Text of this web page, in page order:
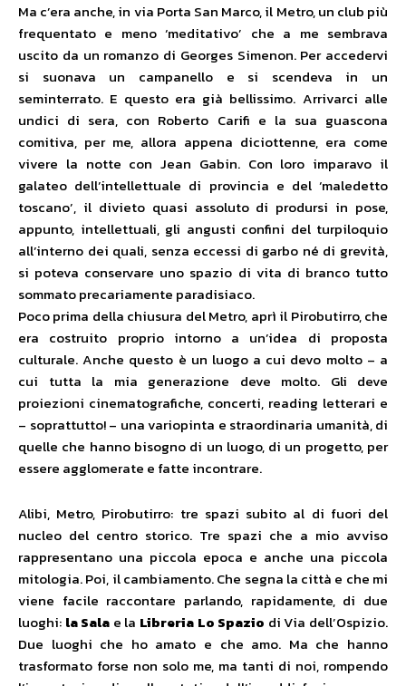
Ma c’era anche, in via Porta San Marco, il Metro, un club più
frequentato e meno ‘meditativo’ che a me sembrava
uscito da un romanzo di Georges Simenon. Per accedervi
si suonava un campanello e si scendeva in un
seminterrato. E questo era già bellissimo. Arrivarci alle
undici di sera, con Roberto Carifi e la sua guascona
comitiva, per me, allora appena diciottenne, era come
vivere la notte con Jean Gabin. Con loro imparavo il
galateo dell’intellettuale di provincia e del ‘maledetto
toscano’, il divieto quasi assoluto di prodursi in pose,
appunto, intellettuali, gli angusti confini del turpiloquio
all’interno dei quali, senza eccessi di garbo né di grevità,
si poteva conservare uno spazio di vita di branco tutto
sommato precariamente paradisiaco.
Poco prima della chiusura del Metro, aprì il Pirobutirro, che
era costruito proprio intorno a un’idea di proposta
culturale. Anche questo è un luogo a cui devo molto – a
cui tutta la mia generazione deve molto. Gli deve
proiezioni cinematografiche, concerti, reading letterari e
– soprattutto! – una variopinta e straordinaria umanità, di
quelle che hanno bisogno di un luogo, di un progetto, per
essere agglomerate e fatte incontrare.
Alibi, Metro, Pirobutirro: tre spazi subito al di fuori del
nucleo del centro storico. Tre spazi che a mio avviso
rappresentano una piccola epoca e anche una piccola
mitologia. Poi, il cambiamento. Che segna la città e che mi
viene facile raccontare parlando, rapidamente, di due
luoghi: la Sala e la Libreria Lo Spazio di Via dell’Ospizio.
Due luoghi che ho amato e che amo. Ma che hanno
trasformato forse non solo me, ma tanti di noi, rompendo